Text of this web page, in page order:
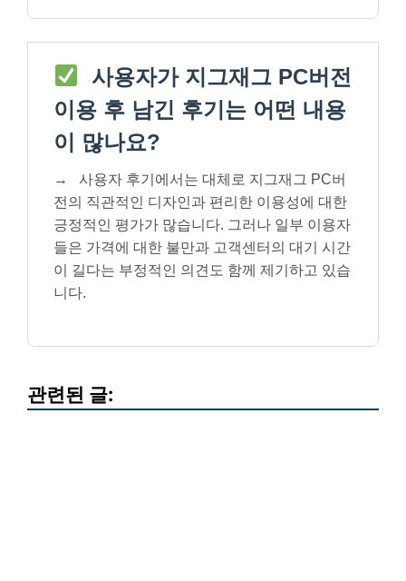
사용자가 지그재그 PC버전
이용 후 남긴 후기는 어떤 내용
이 많나요?
→
사용자 후기에서는 대체로 지그재그 PC버
전의 직관적인 디자인과 편리한 이용성에 대한
긍정적인 평가가 많습니다. 그러나 일부 이용자
들은 가격에 대한 불만과 고객센터의 대기 시간
이 길다는 부정적인 의견도 함께 제기하고 있습
니다.
관련된 글: